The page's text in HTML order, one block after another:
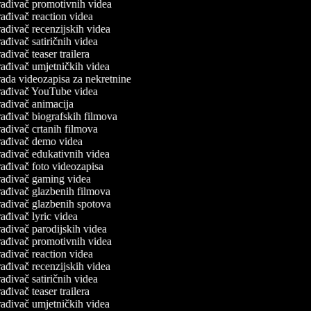
promotivnih videa
reaction videa
recenzijskih videa
satiričnih videa
teaser trailera
umjetničkih videa
videozapisa za nekretnine
YouTube videa
animacija
biografskih filmova
crtanih filmova
demo videa
edukativnih videa
foto videozapisa
gaming videa
glazbenih filmova
glazbenih spotova
lyric videa
parodijskih videa
promotivnih videa
reaction videa
recenzijskih videa
satiričnih videa
teaser trailera
umjetničkih videa